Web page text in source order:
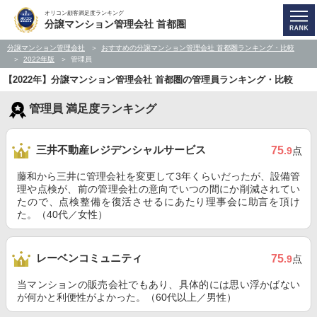
オリコン顧客満足度ランキング
分譲マンション管理会社 首都圏
分譲マンション管理会社
おすすめの分譲マンション管理会社 首都圏ランキング・比較
2022年版
管理員
【2022年】分譲マンション管理会社 首都圏の管理員ランキング・比較
管理員 満足度ランキング
三井不動産レジデンシャルサービス 75.9点
藤和から三井に管理会社を変更して3年くらいだったが、設備管
理や点検が、前の管理会社の意向でいつの間にか削減されてい
たので、点検整備を復活させるにあたり理事会に助言を頂け
た。（40代／女性）
レーベンコミュニティ 75.9点
当マンションの販売会社でもあり、具体的には思い浮かばない
が何かと利便性がよかった。（60代以上／男性）